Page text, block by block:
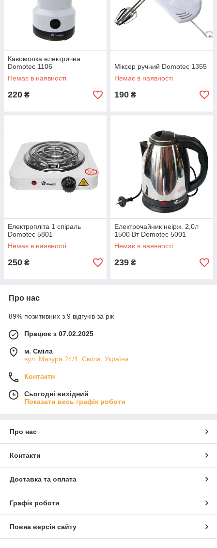
Кавомолка електрична
Domotec 1106
Немає в наявності
220 ₴
Міксер ручний Domotec 1355
Немає в наявності
190 ₴
Електропліта 1 спіраль
Domotec 5801
Немає в наявності
250 ₴
Електрочайник неірж. 2,0л
1500 Вт Domotec 5001
Немає в наявності
239 ₴
Про нас
89% позитивних з 9 відгуків за рік
Працює з 07.02.2025
м. Сміла
вул. Мазура 24/4, Сміла, Україна
Контакти
Сьогодні вихідний
Показати весь графік роботи
Про нас
Контакти
Доставка та оплата
Графік роботи
Повна версія сайту